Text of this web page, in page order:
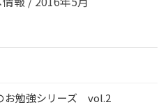
お勉強シリーズ vol.2